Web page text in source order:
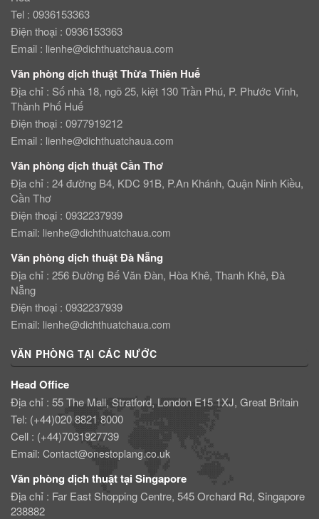
Tel : 0936153363
Điện thoại : 0936153363
Email : lienhe@dichthuatchaua.com
Văn phòng dịch thuật Thừa Thiên Huế
Địa chỉ : Số nhà 18, ngõ 25, kiệt 130 Trần Phú, P. Phước Vĩnh,
Thành Phố Huế
Điện thoại : 0977919212
Email : lienhe@dichthuatchaua.com
Văn phòng dịch thuật Cần Thơ
Địa chỉ : 24 đường B4, KDC 91B, P.An Khánh, Quận Ninh Kiều,
Cần Thơ
Điện thoại : 0932237939
Email: lienhe@dichthuatchaua.com
Văn phòng dịch thuật Đà Nẵng
Địa chỉ : 256 Đường Bế Văn Đàn, Hòa Khê, Thanh Khê, Đà
Nẵng
Điện thoại : 0932237939
Email: lienhe@dichthuatchaua.com
VĂN PHÒNG TẠI CÁC NƯỚC
Head Office
Địa chỉ : 55 The Mall, Stratford, London E15 1XJ, Great Britain
Tel: (+44)020 8821 8000
Cell : (+44)7031927739
Email: Contact@onestoplang.co.uk
Văn phòng dịch thuật tại Singapore
Địa chỉ : Far East Shopping Centre, 545 Orchard Rd, Singapore
238882